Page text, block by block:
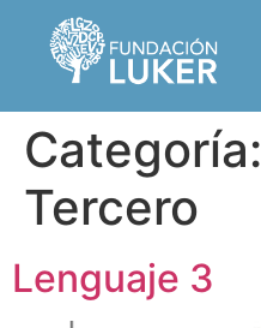
Categoría:
Tercero
Lenguaje 3